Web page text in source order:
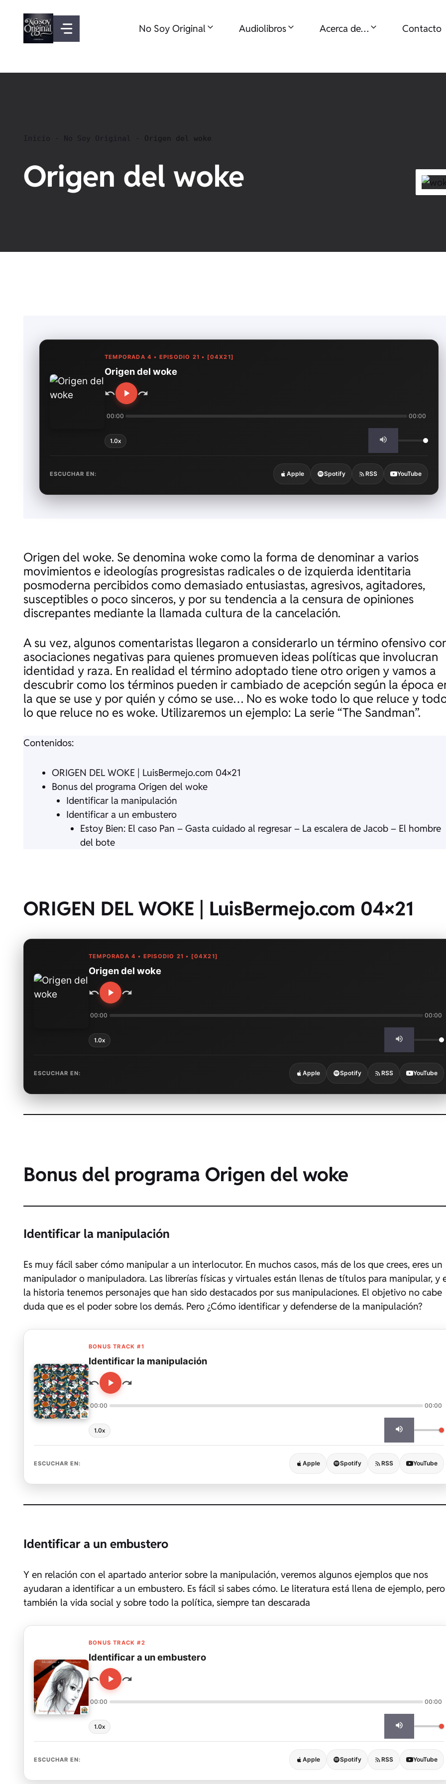
contenido
No Soy Original Audiolibros Acerca de… Contacto
Inicio - No Soy Original - Origen del woke
Origen del woke
TEMPORADA 4 • EPISODIO 21 • [04X21]
Origen del woke
00:00 00:00
1.0x
ESCUCHAR EN: Apple Spotify RSS YouTube
Origen del woke. Se denomina woke como la forma de denominar a varios
movimientos e ideologías progresistas radicales o de izquierda identitaria
posmoderna percibidos como demasiado entusiastas, agresivos, agitadores,
susceptibles o poco sinceros, y por su tendencia a la censura de opiniones
discrepantes mediante la llamada cultura de la cancelación.
A su vez, algunos comentaristas llegaron a considerarlo un término ofensivo
asociaciones negativas para quienes promueven ideas políticas que involucran
identidad y raza. En realidad el término adoptado tiene otro origen y vamos a
descubrir como los términos pueden ir cambiado de acepción según la época
la que se use y por quién y cómo se use… No es woke todo lo que reluce y
lo que reluce no es woke. Utilizaremos un ejemplo: La serie “The Sandman”.
Contenidos:
ORIGEN DEL WOKE | LuisBermejo.com 04×21
Bonus del programa Origen del woke
Identificar la manipulación
Identificar a un embustero
Estoy Bien: El caso Pan – Gasta cuidado al regresar – La escalera de Jacob – El hombre
del bote
ORIGEN DEL WOKE | LuisBermejo.com 04×21
TEMPORADA 4 • EPISODIO 21 • [04X21]
Origen del woke
00:00 00:00
1.0x
ESCUCHAR EN: Apple Spotify RSS YouTube
Bonus del programa Origen del woke
Identificar la manipulación
Es muy fácil saber cómo manipular a un interlocutor. En muchos casos, más de los que crees, eres un
manipulador o manipuladora. Las librerías físicas y virtuales están llenas de títulos para manipular, y
la historia tenemos personajes que han sido destacados por sus manipulaciones. El objetivo no cabe
duda que es el poder sobre los demás. Pero ¿Cómo identificar y defenderse de la manipulación?
BONUS TRACK #1
Identificar la manipulación
00:00 00:00
1.0x
ESCUCHAR EN: Apple Spotify RSS YouTube
Identificar a un embustero
Y en relación con el apartado anterior sobre la manipulación, veremos algunos ejemplos que nos
ayudaran a identificar a un embustero. Es fácil si sabes cómo. Le literatura está llena de ejemplo, pero
también la vida social y sobre todo la política, siempre tan descarada
BONUS TRACK #2
Identificar a un embustero
00:00 00:00
1.0x
ESCUCHAR EN: Apple Spotify RSS YouTube